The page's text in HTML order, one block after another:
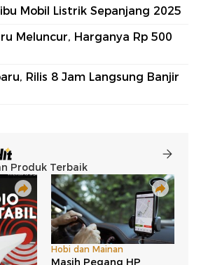
Mobil Listrik Sepanjang 2025
Meluncur, Harganya Rp 500
Rilis 8 Jam Langsung Banjir